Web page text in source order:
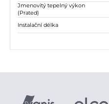
Jmenovitý tepelný výkon
(Prated)
Instalační délka